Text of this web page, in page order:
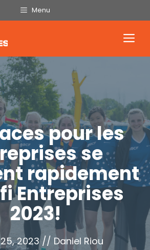
Menu
pour les
se
rapidement
Entreprises
2023!
2023 // Daniel Riou